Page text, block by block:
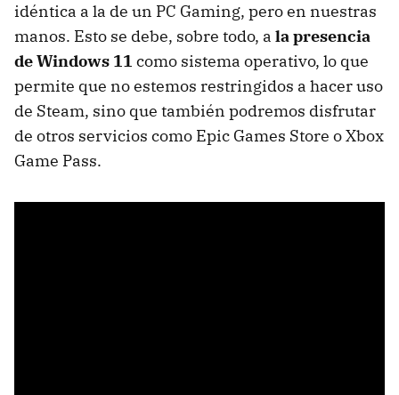
idéntica a la de un PC Gaming, pero en nuestras
manos. Esto se debe, sobre todo, a la presencia
de Windows 11 como sistema operativo, lo que
permite que no estemos restringidos a hacer uso
de Steam, sino que también podremos disfrutar
de otros servicios como Epic Games Store o Xbox
Game Pass.